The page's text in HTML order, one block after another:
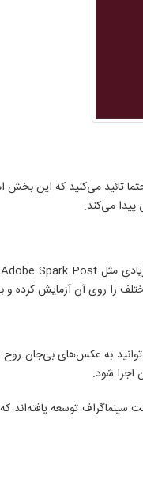
تائید می‌کنید که این بخش
را روی آن آزمایش کرده و
به عکس‌های بی‌جان
اجرا شود.